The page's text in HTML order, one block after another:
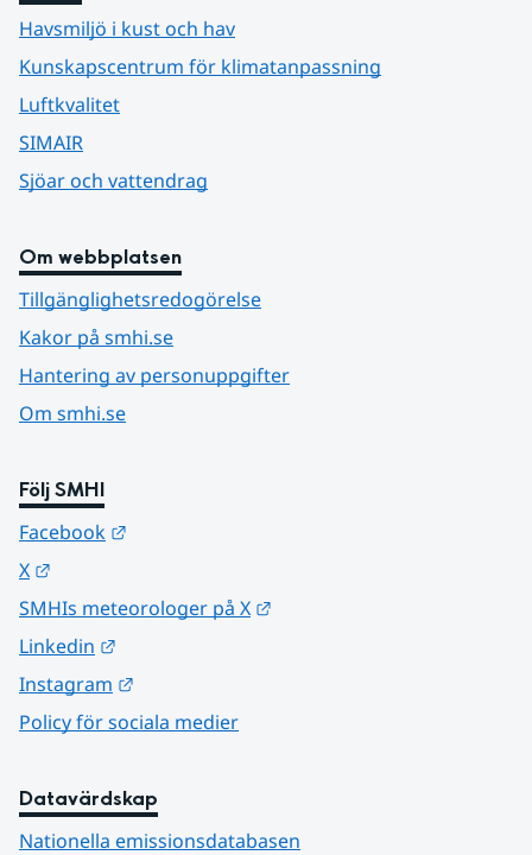
Havsmiljö i kust och hav
Kunskapscentrum för klimatanpassning
Luftkvalitet
SIMAIR
Sjöar och vattendrag
Om webbplatsen
Tillgänglighetsredogörelse
Kakor på smhi.se
Hantering av personuppgifter
Om smhi.se
Följ SMHI
Facebook
X
SMHIs meteorologer på X
Linkedin
Instagram
Policy för sociala medier
Datavärdskap
Nationella emissionsdatabasen